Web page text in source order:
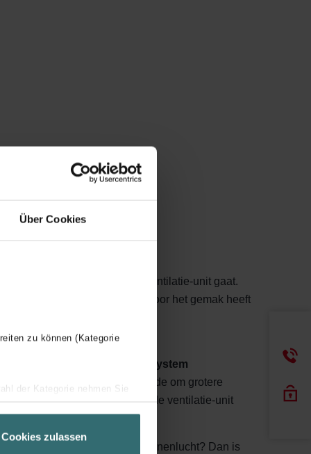
Über Cookies
zu können (Kategorie
der Kategorie nehmen Sie
Informationen
über einen Link in der
Cookies zulassen
filtert voordat deze door de ventilatie-unit gaat.
uit de lucht verwijdert. Voor het gemak heeft
System
- is voldoende om grotere
uit de lucht te filteren en de ventilatie-unit
vervuiling te beschermen.
je echter een gezondere binnenlucht? Dan is